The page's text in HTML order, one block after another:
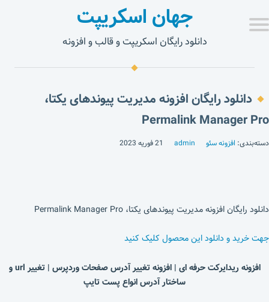
جهان اسکریپت
دانلود رایگان اسکریپت و قالب و افزونه
دانلود رایگان افزونه مدیریت پیوندهای یکتا،
Permalink Manager Pro
دسته‌بندی: افزونه سئو admin 21 فوریه 2023
دانلود رایگان افزونه مدیریت پیوندهای یکتا، Permalink Manager Pro
جهت خرید و دانلود این محصول کلیک کنید
افزونه ریدایرکت حرفه ای | افزونه تغییر آدرس صفحات وردپرس | تغییر url و
ساختار آدرس انواع پست تایپ